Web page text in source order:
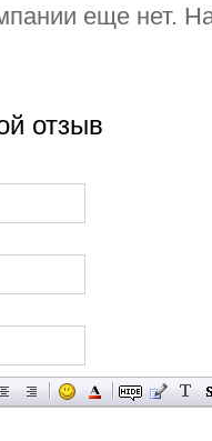
еще нет.
отзыв